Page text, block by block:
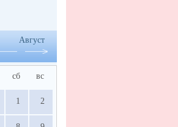
Август
сб вс
1 2